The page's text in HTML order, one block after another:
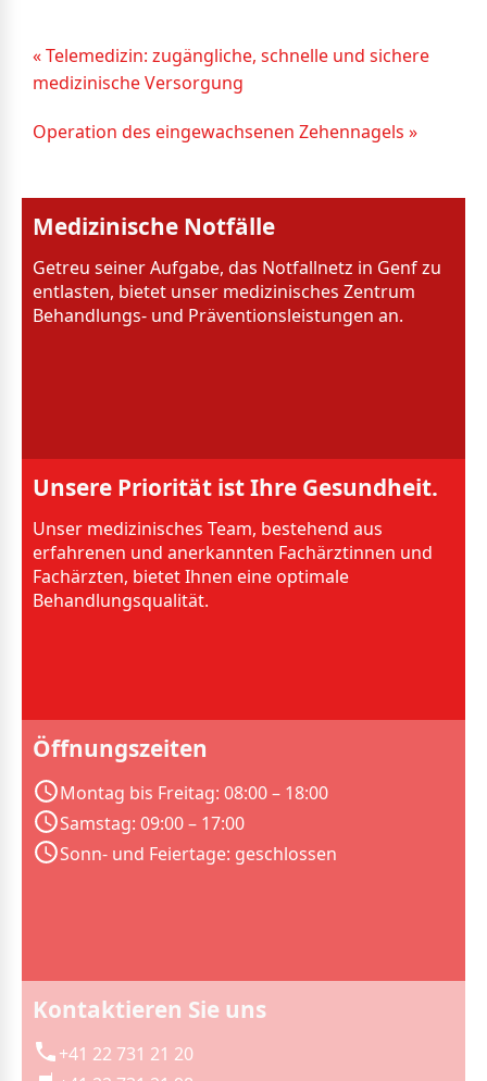
« Telemedizin: zugängliche, schnelle und sichere
medizinische Versorgung
Operation des eingewachsenen Zehennagels »
Medizinische Notfälle
Getreu seiner Aufgabe, das Notfallnetz in Genf zu
entlasten, bietet unser medizinisches Zentrum
Behandlungs- und Präventionsleistungen an.
Unsere Priorität ist Ihre Gesundheit.
Unser medizinisches Team, bestehend aus
erfahrenen und anerkannten Fachärztinnen und
Fachärzten, bietet Ihnen eine optimale
Behandlungsqualität.
Öffnungszeiten
Montag bis Freitag: 08:00 – 18:00
Samstag: 09:00 – 17:00
Sonn- und Feiertage: geschlossen
Kontaktieren Sie uns
+41 22 731 21 20